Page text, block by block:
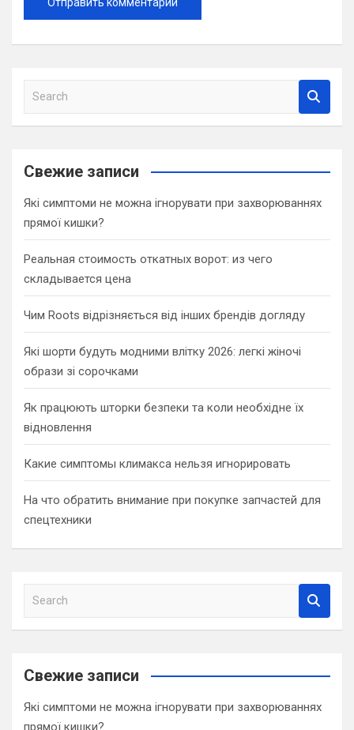
a
c
Свежие записи
Які симптоми не можна ігнорувати при захворюваннях
прямої кишки?
Реальная стоимость откатных ворот: из чего
складывается цена
Чим Roots відрізняється від інших брендів догляду
Які шорти будуть модними влітку 2026: легкі жіночі
образи зі сорочками
Як працюють шторки безпеки та коли необхідне їх
відновлення
Какие симптомы климакса нельзя игнорировать
На что обратить внимание при покупке запчастей для
спецтехники
a
c
Свежие записи
Які симптоми не можна ігнорувати при захворюваннях
прямої кишки?